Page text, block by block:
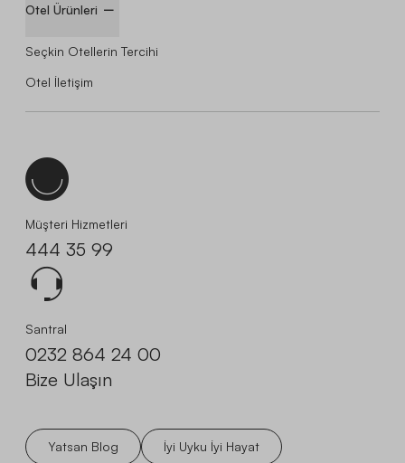
Otel Ürünleri
Seçkin Otellerin Tercihi
Otel İletişim
Müşteri Hizmetleri
444 35 99
Santral
0232 864 24 00
Bize Ulaşın
Yatsan Blog İyi Uyku İyi Hayat